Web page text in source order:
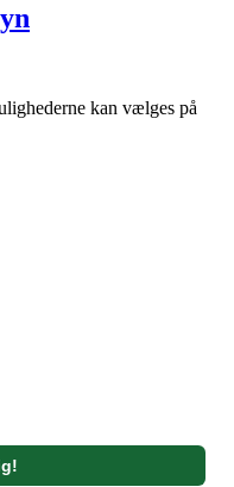
kan vælges på